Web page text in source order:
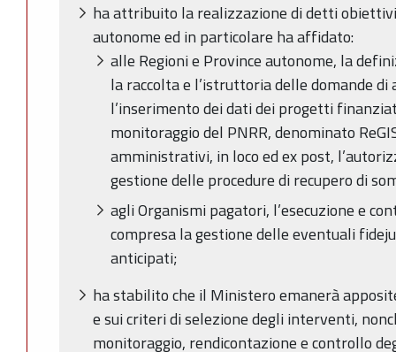
ha attribuito la realizzazione di detti
autonome ed in particolare ha affidato:
alle Regioni e Province autonome, la
la raccolta e l’istruttoria delle domande di
l’inserimento dei dati dei progetti
monitoraggio del PNRR, denominato
amministrativi, in loco ed ex post,
gestione delle procedure di recupero di
agli Organismi pagatori, l’esecuzione e
compresa la gestione delle eventuali
anticipati;
ha stabilito che il Ministero emanerà
e sui criteri di selezione degli interventi,
monitoraggio, rendicontazione e controllo